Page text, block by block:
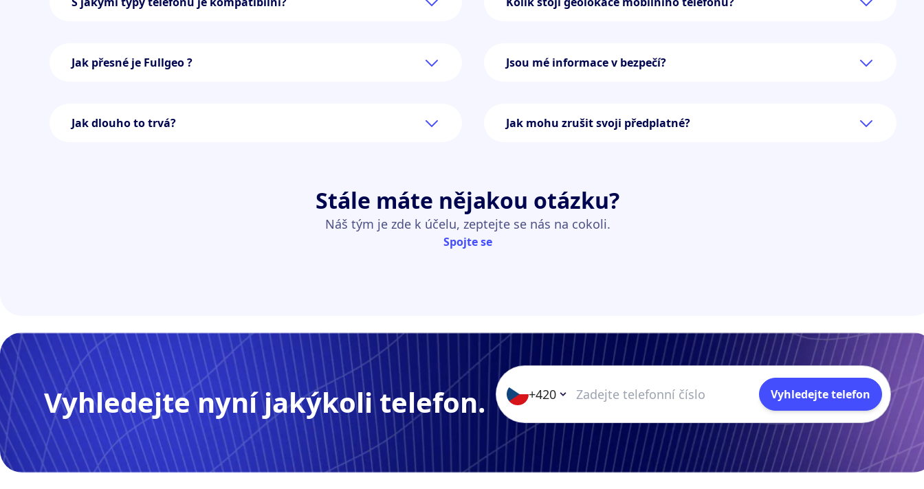
Jak přesné je Fullgeo ?
Jak dlouho to trvá?
Jsou mé informace v bezpečí?
Jak mohu zrušit svoji předplatné?
Stále máte nějakou otázku?
Náš tým je zde k účelu, zeptejte se nás na cokoli.
Spojte se
Vyhledejte nyní jakýkoli telefon. +420 Vyhledejte telefon